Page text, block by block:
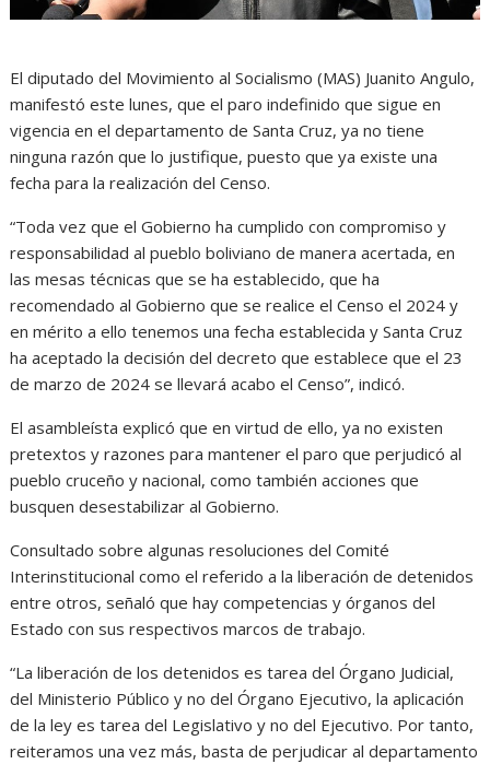
El diputado del Movimiento al Socialismo (MAS) Juanito Angulo,
manifestó este lunes, que el paro indefinido que sigue en
vigencia en el departamento de Santa Cruz, ya no tiene
ninguna razón que lo justifique, puesto que ya existe una
fecha para la realización del Censo.
“Toda vez que el Gobierno ha cumplido con compromiso y
responsabilidad al pueblo boliviano de manera acertada, en
las mesas técnicas que se ha establecido, que ha
recomendado al Gobierno que se realice el Censo el 2024 y
en mérito a ello tenemos una fecha establecida y Santa Cruz
ha aceptado la decisión del decreto que establece que el 23
de marzo de 2024 se llevará acabo el Censo”, indicó.
El asambleísta explicó que en virtud de ello, ya no existen
pretextos y razones para mantener el paro que perjudicó al
pueblo cruceño y nacional, como también acciones que
busquen desestabilizar al Gobierno.
Consultado sobre algunas resoluciones del Comité
Interinstitucional como el referido a la liberación de detenidos
entre otros, señaló que hay competencias y órganos del
Estado con sus respectivos marcos de trabajo.
“La liberación de los detenidos es tarea del Órgano Judicial,
del Ministerio Público y no del Órgano Ejecutivo, la aplicación
de la ley es tarea del Legislativo y no del Ejecutivo. Por tanto,
reiteramos una vez más, basta de perjudicar al departamento